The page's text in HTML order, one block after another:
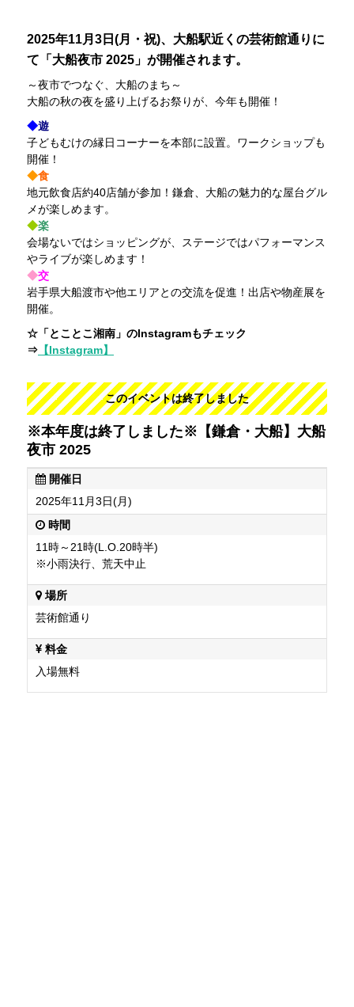
2025年11月3日(月・祝)、大船駅近くの芸術館通りに
て「大船夜市 2025」が開催されます。
～夜市でつなぐ、大船のまち～
大船の秋の夜を盛り上げるお祭りが、今年も開催！
◆遊
子どもむけの縁日コーナーを本部に設置。ワークショップも
開催！
◆食
地元飲食店約40店舗が参加！鎌倉、大船の魅力的な屋台グル
メが楽しめます。
◆楽
会場ないではショッピングが、ステージではパフォーマンス
やライブが楽しめます！
◆交
岩手県大船渡市や他エリアとの交流を促進！出店や物産展を
開催。
☆「とことこ湘南」のInstagramもチェック
⇒ 【Instagram】
このイベントは終了しました
※本年度は終了しました※【鎌倉・大船】大船
夜市 2025
開催日
2025年11月3日(月)
時間
11時～21時(L.O.20時半)
※小雨決行、荒天中止
場所
芸術館通り
料金
入場無料